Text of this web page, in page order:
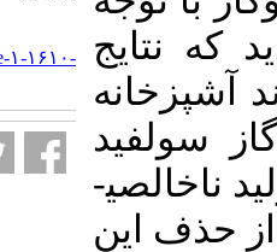
http://necjournals.ir/article-۱-۱۶۱۰-